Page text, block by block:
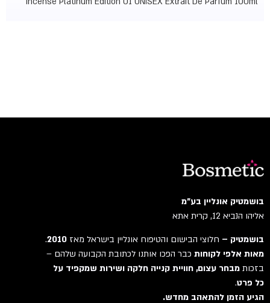
בושמטיק אונליין בע"מ
אליהו הנביא 12, קרית אתא
בושמטיק –חלוצי הבישום והטיפוח אונליין בישראל מאז2010
.
מאות אלפי לקוחותכבר הפכו אותנו לכתובת הקבועה שלהם –
בזכותמבחר עצום, חוויית קנייה חלקה ושירות שמקפיד על
כל פרט.
הגיע הזמן להתאהב מחדש.